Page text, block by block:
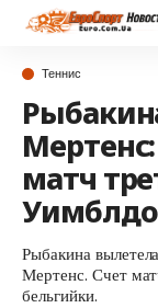
Теннис
матч
Рыбакина
Мертенс. Счет
бельгийки.